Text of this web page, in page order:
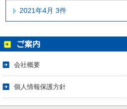
2021年4月 3件
会社概要
個人情報保護方針